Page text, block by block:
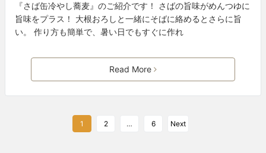
『さば缶冷やし蕎麦』のご紹介です！ さばの旨味がめんつゆに
旨味をプラス！ 大根おろしと一緒にそばに絡めるとさらに旨
い。 作り方も簡単で、暑い日でもすぐに作れ
Read More
1 2 … 6 Next